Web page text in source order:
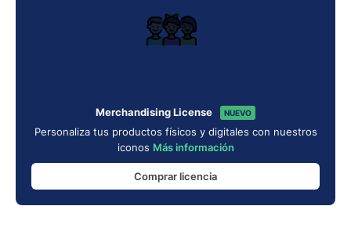
Merchandising License NUEVO
Personaliza tus productos físicos y digitales con nuestros
iconos Más información
Comprar licencia